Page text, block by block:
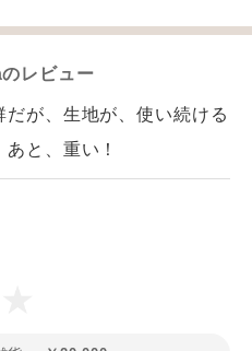
のレビュー
だが、生地が、使い続ける
と、重い！